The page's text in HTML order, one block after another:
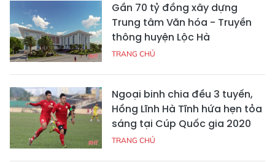
Gần 70 tỷ đồng xây dựng
Trung tâm Văn hóa - Truyền
thông huyện Lộc Hà
TRANG CHỦ
Ngoại binh chia đều 3 tuyến,
Hồng Lĩnh Hà Tĩnh hứa hẹn tỏa
sáng tại Cúp Quốc gia 2020
TRANG CHỦ